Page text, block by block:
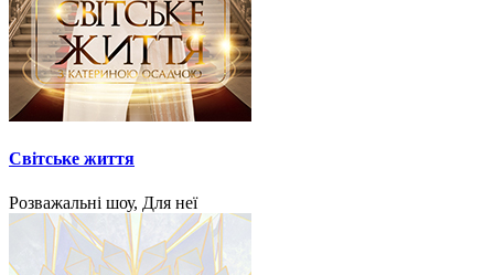
Світське життя
Розважальні шоу, Для неї